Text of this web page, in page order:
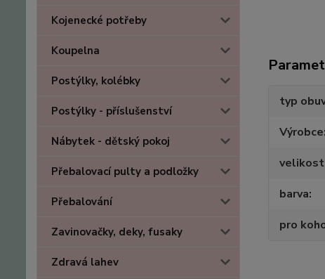
Kojenecké potřeby
Koupelna
Postýlky, kolébky
Postýlky - příslušenství
Nábytek - dětský pokoj
Přebalovací pulty a podložky
Přebalování
Zavinovačky, deky, fusaky
Zdravá lahev
typ
Výrobce
velikost
barva
pro